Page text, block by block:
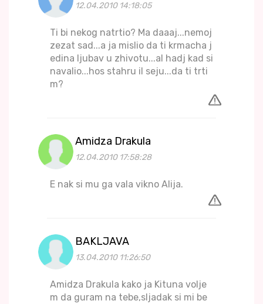
12.04.2010 14:18:05
Ti bi nekog natrtio? Ma daaaj...nemoj
zezat sad...a ja mislio da ti krmacha j
edina ljubav u zhivotu...al hadj kad si
navalio...hos stahru il seju...da ti trti
m?
Amidza Drakula
12.04.2010 17:58:28
E nak si mu ga vala vikno Alija.
BAKLJAVA
13.04.2010 11:26:50
Amidza Drakula kako ja Kituna volje
m da guram na tebe,sljadak si mi be